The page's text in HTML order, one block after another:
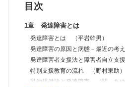
PECS （園山繁樹）
HACプログラム （海野 健）
WISC-Ⅳとその使い方 （瀬尾亜希子
5歳児健診 （関 あゆみ）
4章 患者の会
JDDネット （田中康雄）
日本自閉症協会 （尾崎ミオ）
全国LD親の会 （矢作裕子）
アスペ・エルデの会 （辻井正次）
目次
1章 発達障害とは
発達障害とは （平岩幹男）
発達障害の原因と病態－最近の考
発達障害者支援法と障害者自立支
特別支援教育の流れ （野村東助）
乳幼児健診と発達障害 （関 あゆ